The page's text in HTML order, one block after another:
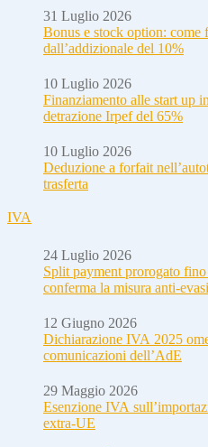
31 Luglio 2026
Bonus e stock option: come
dall’addizionale del 10%
10 Luglio 2026
Finanziamento alle start up
detrazione Irpef del 65%
10 Luglio 2026
Deduzione a forfait
trasferta
IVA
24 Luglio 2026
Split payment prorogato
conferma la misura anti-
12 Giugno 2026
Dichiarazione IVA 2025
comunicazioni dell’AdE
29 Maggio 2026
Esenzione IVA
extra-UE